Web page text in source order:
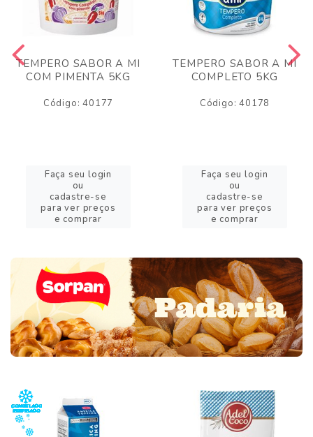
TEMPERO SABOR A MI
COM PIMENTA 5KG
Código: 40177
Faça seu login
ou
cadastre-se
para ver preços
e comprar
TEMPERO SABOR A MI
COMPLETO 5KG
Código: 40178
Faça seu login
ou
cadastre-se
para ver preços
e comprar